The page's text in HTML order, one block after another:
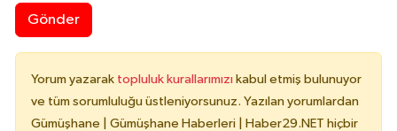
Gönder
Yorum yazarak topluluk kurallarımızı kabul etmiş bulunuyor
ve tüm sorumluluğu üstleniyorsunuz. Yazılan yorumlardan
Gümüşhane | Gümüşhane Haberleri | Haber29.NET hiçbir